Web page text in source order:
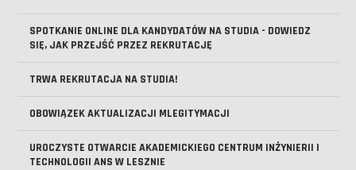
SPOTKANIE ONLINE DLA KANDYDATÓW NA STUDIA - DOWIEDZ
SIĘ, JAK PRZEJŚĆ PRZEZ REKRUTACJĘ
TRWA REKRUTACJA NA STUDIA!
OBOWIĄZEK AKTUALIZACJI MLEGITYMACJI
UROCZYSTE OTWARCIE AKADEMICKIEGO CENTRUM INŻYNIERII I
TECHNOLOGII ANS W LESZNIE